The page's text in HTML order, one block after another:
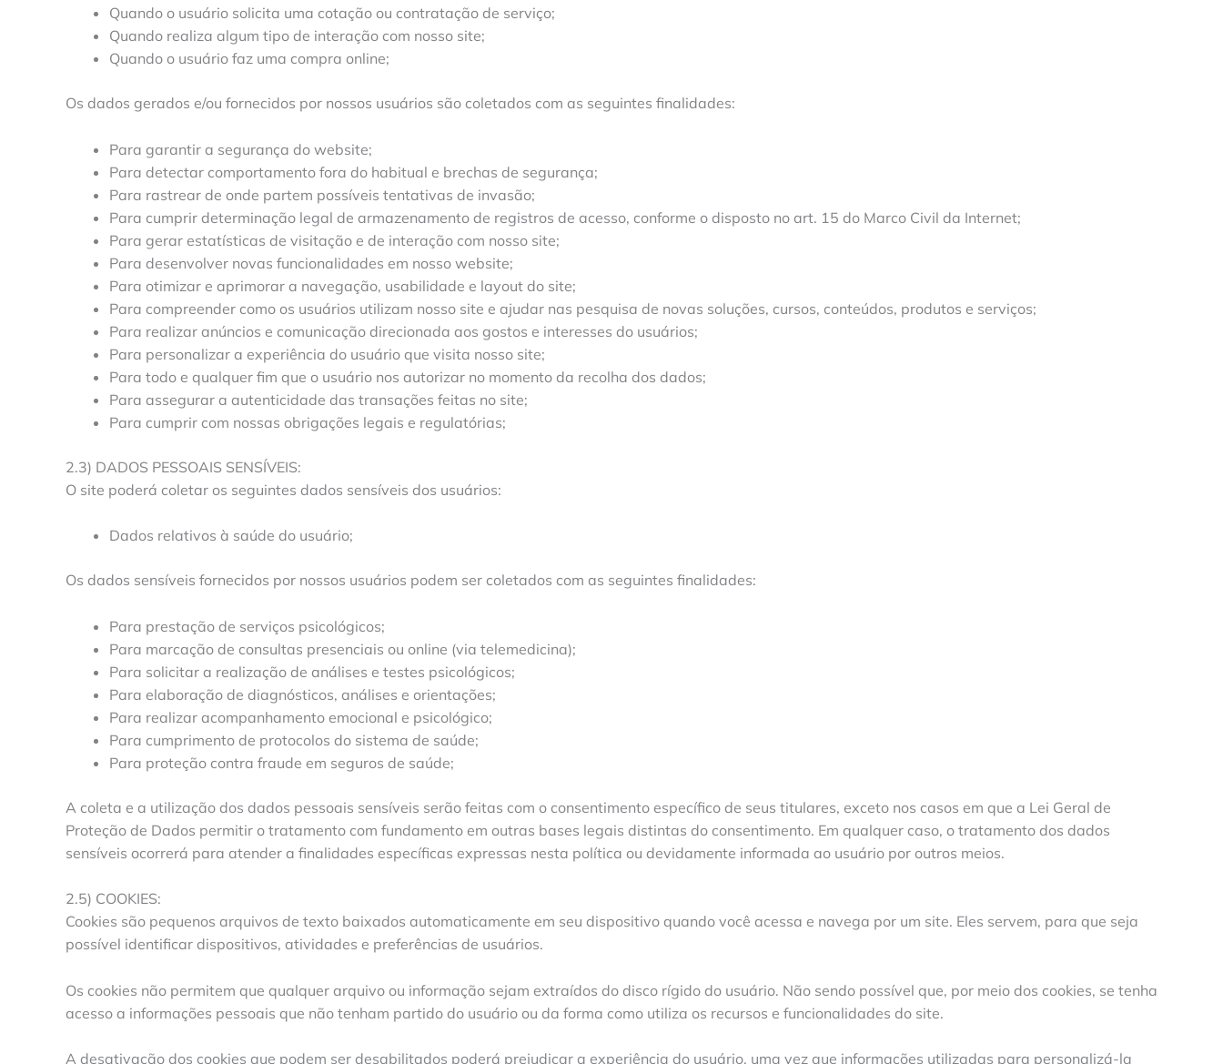
Quando o usuário solicita uma cotação ou contratação de serviço;
Quando realiza algum tipo de interação com nosso site;
Quando o usuário faz uma compra online;
Os dados gerados e/ou fornecidos por nossos usuários são coletados com as seguintes finalidades:
Para garantir a segurança do website;
Para detectar comportamento fora do habitual e brechas de segurança;
Para rastrear de onde partem possíveis tentativas de invasão;
Para cumprir determinação legal de armazenamento de registros de acesso, conforme o disposto no art. 15 do Marco Civil da Internet;
Para gerar estatísticas de visitação e de interação com nosso site;
Para desenvolver novas funcionalidades em nosso website;
Para otimizar e aprimorar a navegação, usabilidade e layout do site;
Para compreender como os usuários utilizam nosso site e ajudar nas pesquisa de novas soluções, cursos, conteúdos, produtos e serviços;
Para realizar anúncios e comunicação direcionada aos gostos e interesses do usuários;
Para personalizar a experiência do usuário que visita nosso site;
Para todo e qualquer fim que o usuário nos autorizar no momento da recolha dos dados;
Para assegurar a autenticidade das transações feitas no site;
Para cumprir com nossas obrigações legais e regulatórias;
2.3) DADOS PESSOAIS SENSÍVEIS:
O site poderá coletar os seguintes dados sensíveis dos usuários:
Dados relativos à saúde do usuário;
Os dados sensíveis fornecidos por nossos usuários podem ser coletados com as seguintes finalidades:
Para prestação de serviços psicológicos;
Para marcação de consultas presenciais ou online (via telemedicina);
Para solicitar a realização de análises e testes psicológicos;
Para elaboração de diagnósticos, análises e orientações;
Para realizar acompanhamento emocional e psicológico;
Para cumprimento de protocolos do sistema de saúde;
Para proteção contra fraude em seguros de saúde;
A coleta e a utilização dos dados pessoais sensíveis serão feitas com o consentimento específico de seus titulares, exceto nos casos em que a Lei Geral de
Proteção de Dados permitir o tratamento com fundamento em outras bases legais distintas do consentimento. Em qualquer caso, o tratamento dos dados
sensíveis ocorrerá para atender a finalidades específicas expressas nesta política ou devidamente informada ao usuário por outros meios.
2.5) COOKIES:
Cookies são pequenos arquivos de texto baixados automaticamente em seu dispositivo quando você acessa e navega por um site. Eles servem, para que seja
possível identificar dispositivos, atividades e preferências de usuários.
Os cookies não permitem que qualquer arquivo ou informação sejam extraídos do disco rígido do usuário. Não sendo possível que, por meio dos cookies, se tenha
acesso a informações pessoais que não tenham partido do usuário ou da forma como utiliza os recursos e funcionalidades do site.
A desativação dos cookies que podem ser desabilitados poderá prejudicar a experiência do usuário, uma vez que informações utilizadas para personalizá-la